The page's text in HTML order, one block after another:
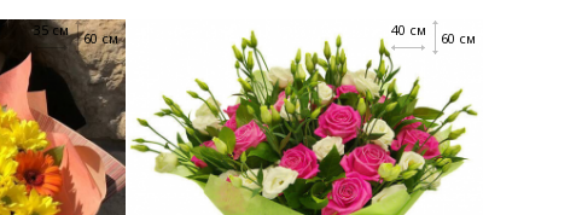
60 см
35 см 60 см
40 см